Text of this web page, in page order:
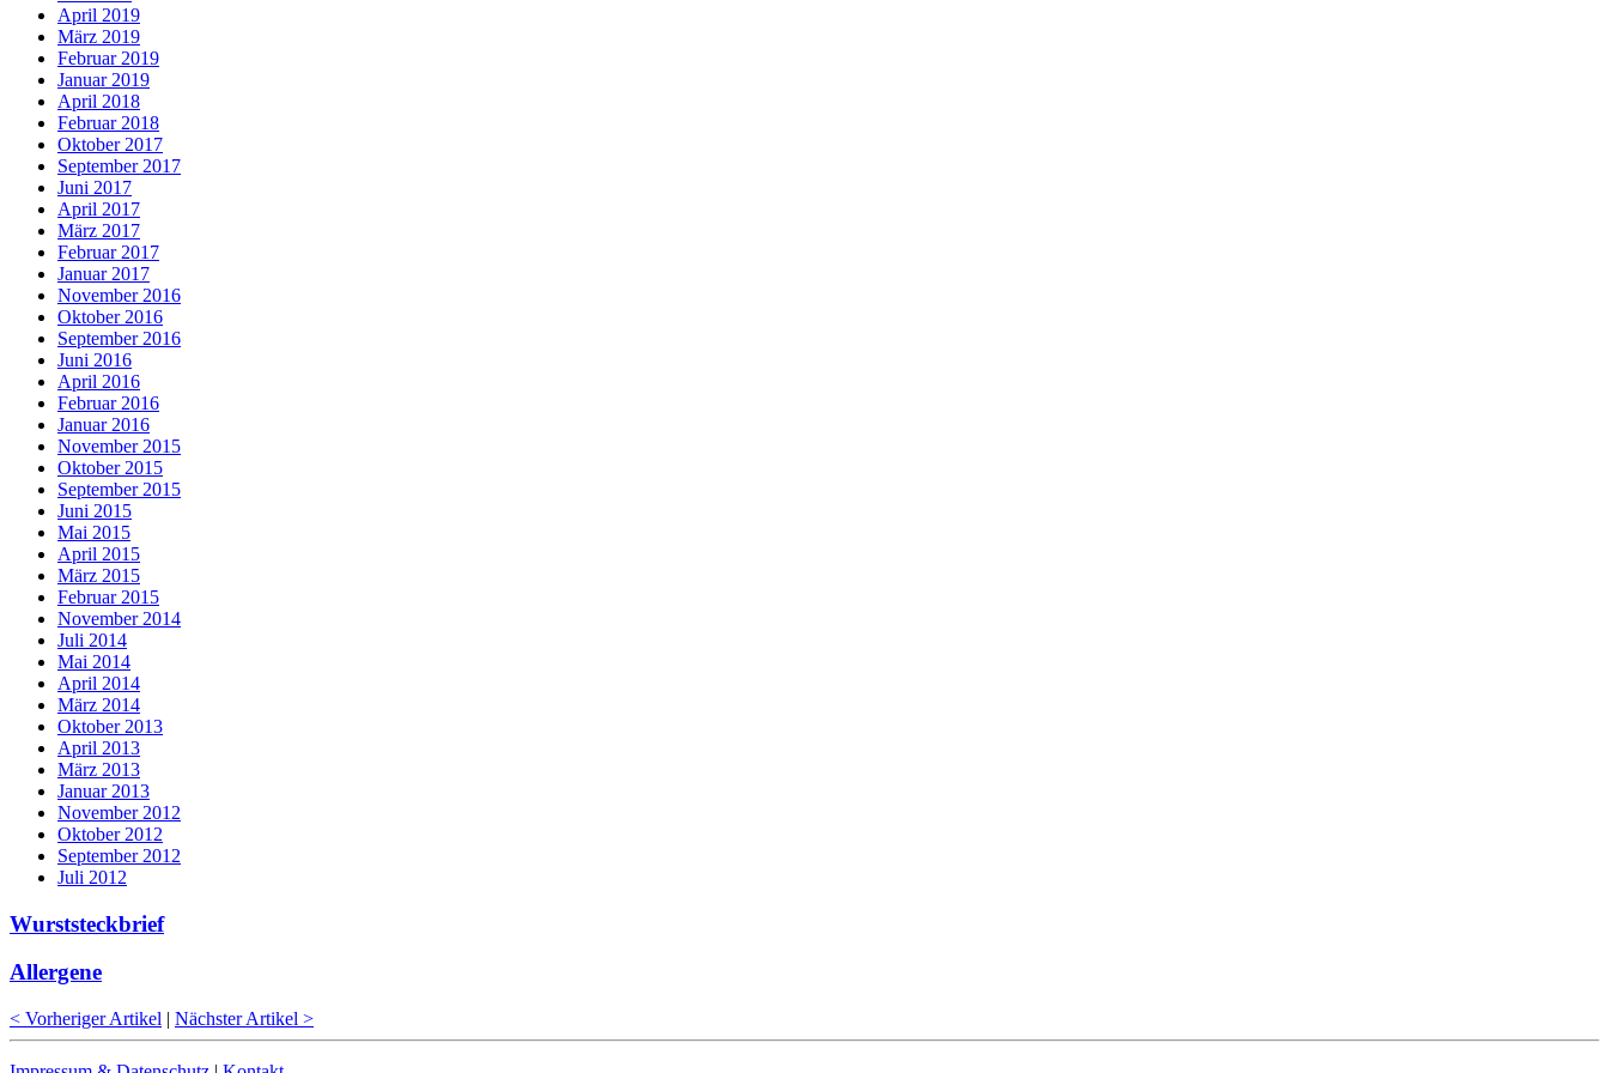
April 2019
März 2019
Februar 2019
Januar 2019
April 2018
Februar 2018
Oktober 2017
September 2017
Juni 2017
April 2017
März 2017
Februar 2017
Januar 2017
November 2016
Oktober 2016
September 2016
Juni 2016
April 2016
Februar 2016
Januar 2016
November 2015
Oktober 2015
September 2015
Juni 2015
Mai 2015
April 2015
März 2015
Februar 2015
November 2014
Juli 2014
Mai 2014
April 2014
März 2014
Oktober 2013
April 2013
März 2013
Januar 2013
November 2012
Oktober 2012
September 2012
Juli 2012
Wurststeckbrief
Allergene
< Vorheriger Artikel | Nächster Artikel >